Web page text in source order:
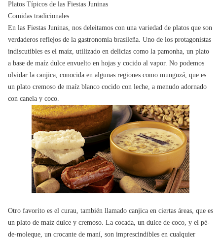
Platos Típicos de las Fiestas Juninas
Comidas tradicionales
En las Fiestas Juninas, nos deleitamos con una variedad de platos que son
verdaderos reflejos de la gastronomía brasileña. Uno de los protagonistas
indiscutibles es el maíz, utilizado en delicias como la pamonha, un plato
a base de maíz dulce envuelto en hojas y cocido al vapor. No podemos
olvidar la canjica, conocida en algunas regiones como munguzá, que es
un plato cremoso de maíz blanco cocido con leche, a menudo adornado
con canela y coco.
Otro favorito es el curau, también llamado canjica en ciertas áreas, que es
un plato de maíz dulce y cremoso. La cocada, un dulce de coco, y el pé-
de-moleque, un crocante de maní, son imprescindibles en cualquier